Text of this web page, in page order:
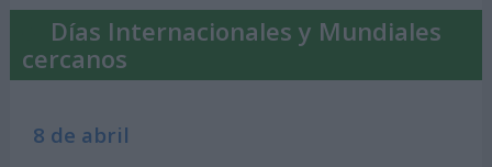
Días Internacionales y Mundiales
cercanos
8 de abril